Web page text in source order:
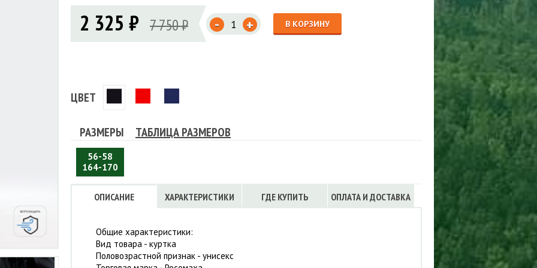
МЕМБРАННАЯ ОДЕЖДА
Флисовые брюки
Флисовые кофты
ЖИЛЕТЫ
ТРУСЫ
ЮБКИ, ПЛАТЬЯ
КОБУРЫ, ЧЕХЛЫ, РЕМНИ
КобурыОбложки, сумки
2 325 ₽ 7 750 ₽ - + В КОРЗИНУ
ЦВЕТ
РАЗМЕРЫ ТАБЛИЦА РАЗМЕРОВ
56-58
164-170
ОПИСАНИЕ ХАРАКТЕРИСТИКИ ГДЕ КУПИТЬ ОПЛАТА И ДОСТАВКА
Общие характеристики:
Вид товара - куртка
Половозрастной признак - унисекс